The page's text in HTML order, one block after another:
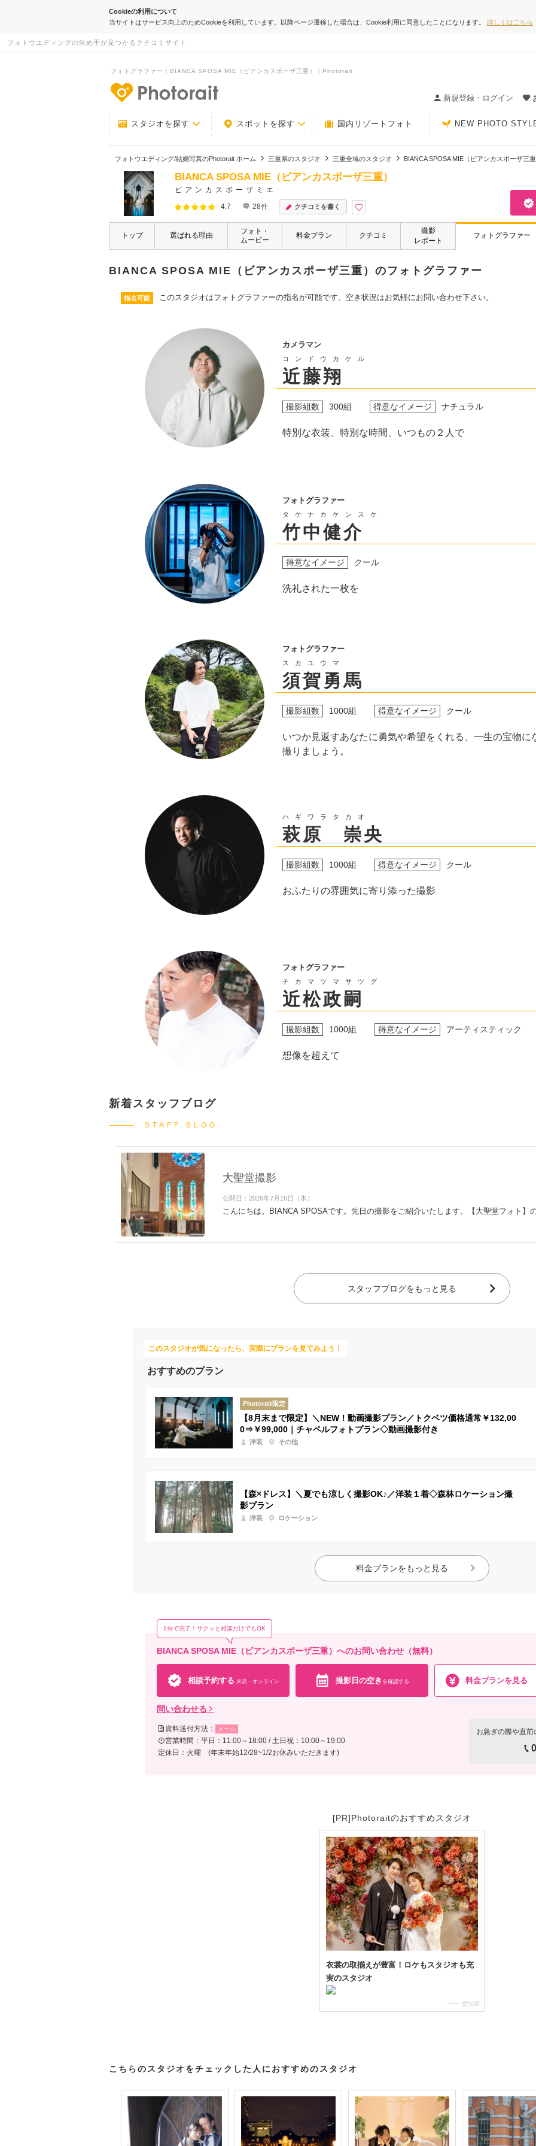
Cookieの利用について
当サイトはサービス向上のためCookieを利用しています。以降ページ遷移した場合は、Cookie利用に同意したことになります。 詳しくはこちら
フォトウエディングの決め手が見つかるクチコミサイト
フォトグラファー｜BIANCA SPOSA MIE（ビアンカスポーザ三重）｜Photorait
新規登録・ログイン
スタジオを探す スポットを探す 国内リゾートフォト NEW PHOTO
フォトウエディング/結婚写真のPhotorait ホーム 三重県のスタジオ 三重全域のスタジオ BIANCA SPOSA MIE（ビアンカスポーザ三重
BIANCA SPOSA MIE（ビアンカスポーザ三重）
ビアンカスポーザミエ
4.7
28件 クチコミを書く
トップ 選ばれる理由
フォト・
ムービー
料金プラン クチコミ
撮影
レポート
フォトグラファー
BIANCA SPOSA MIE（ビアンカスポーザ三重）のフォトグラファー
指名可能 このスタジオはフォトグラファーの指名が可能です。空き状況はお気軽にお問い合わせ下さい。
カメラマン
コンドウカケル
近藤翔
撮影組数 300組 得意なイメージ ナチュラル
特別な衣装、特別な時間、いつもの２人で
フォトグラファー
タケナカケンスケ
竹中健介
得意なイメージ クール
洗礼された一枚を
フォトグラファー
スカユウマ
須賀勇馬
撮影組数 1000組 得意なイメージ クール
いつか見返すあなたに勇気や希望をくれる、一生の宝物に
撮りましょう。
ハギワラタカオ
萩原 崇央
撮影組数 1000組 得意なイメージ クール
おふたりの雰囲気に寄り添った撮影
フォトグラファー
チカマツマサツグ
近松政嗣
撮影組数 1000組 得意なイメージ アーティスティック
想像を超えて
新着スタッフブログ
STAFF BLOG
大聖堂撮影
公開日：2026年7月16日（木）
こんにちは。BIANCA SPOSAです。先日の撮影をご紹介いたします。【大聖堂フォト】
スタッフブログをもっと見る
このスタジオが気になったら、実際にプランを見てみよう！
おすすめのプラン
Photorait限定
【8月末まで限定】＼NEW！動画撮影プラン／トクベツ価格通常￥132,00
0⇒￥99,000｜チャペルフォトプラン◇動画撮影付き
洋装 その他
【森×ドレス】＼夏でも涼しく撮影OK♪／洋装１着◇森林ロケーション撮
影プラン
洋装 ロケーション
料金プランをもっと見る
BIANCA SPOSA MIE（ビアンカスポーザ三重）へのお問い合わせ（無料）
1分で完了！サクッと相談だけでもOK
相談予約する 来店・オンライン 撮影日の空き を確認する 料金プランを見る
問い合わせる
資料送付方法： メール
営業時間：平日：11:00～18:00 / 土日祝：10:00～19:00
定休日：火曜 (年末年始12/28~1/2お休みいただきます)
お急ぎの際や直前
[PR]Photoraitのおすすめスタジオ
衣裳の取揃えが豊富！ロケもスタジオも充
実のスタジオ
愛知県
こちらのスタジオをチェックした人におすすめのスタジオ